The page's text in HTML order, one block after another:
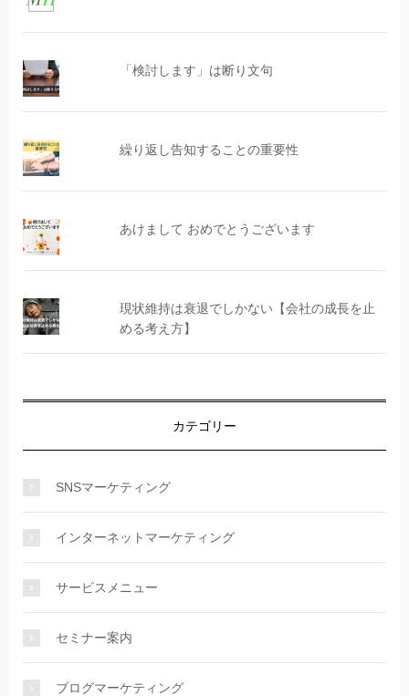
「検討します」は断り文句
繰り返し告知することの重要性
あけまして おめでとうございます
現状維持は衰退でしかない【会社の成長を止
める考え方】
カテゴリー
SNSマーケティング
インターネットマーケティング
サービスメニュー
セミナー案内
ブログマーケティング